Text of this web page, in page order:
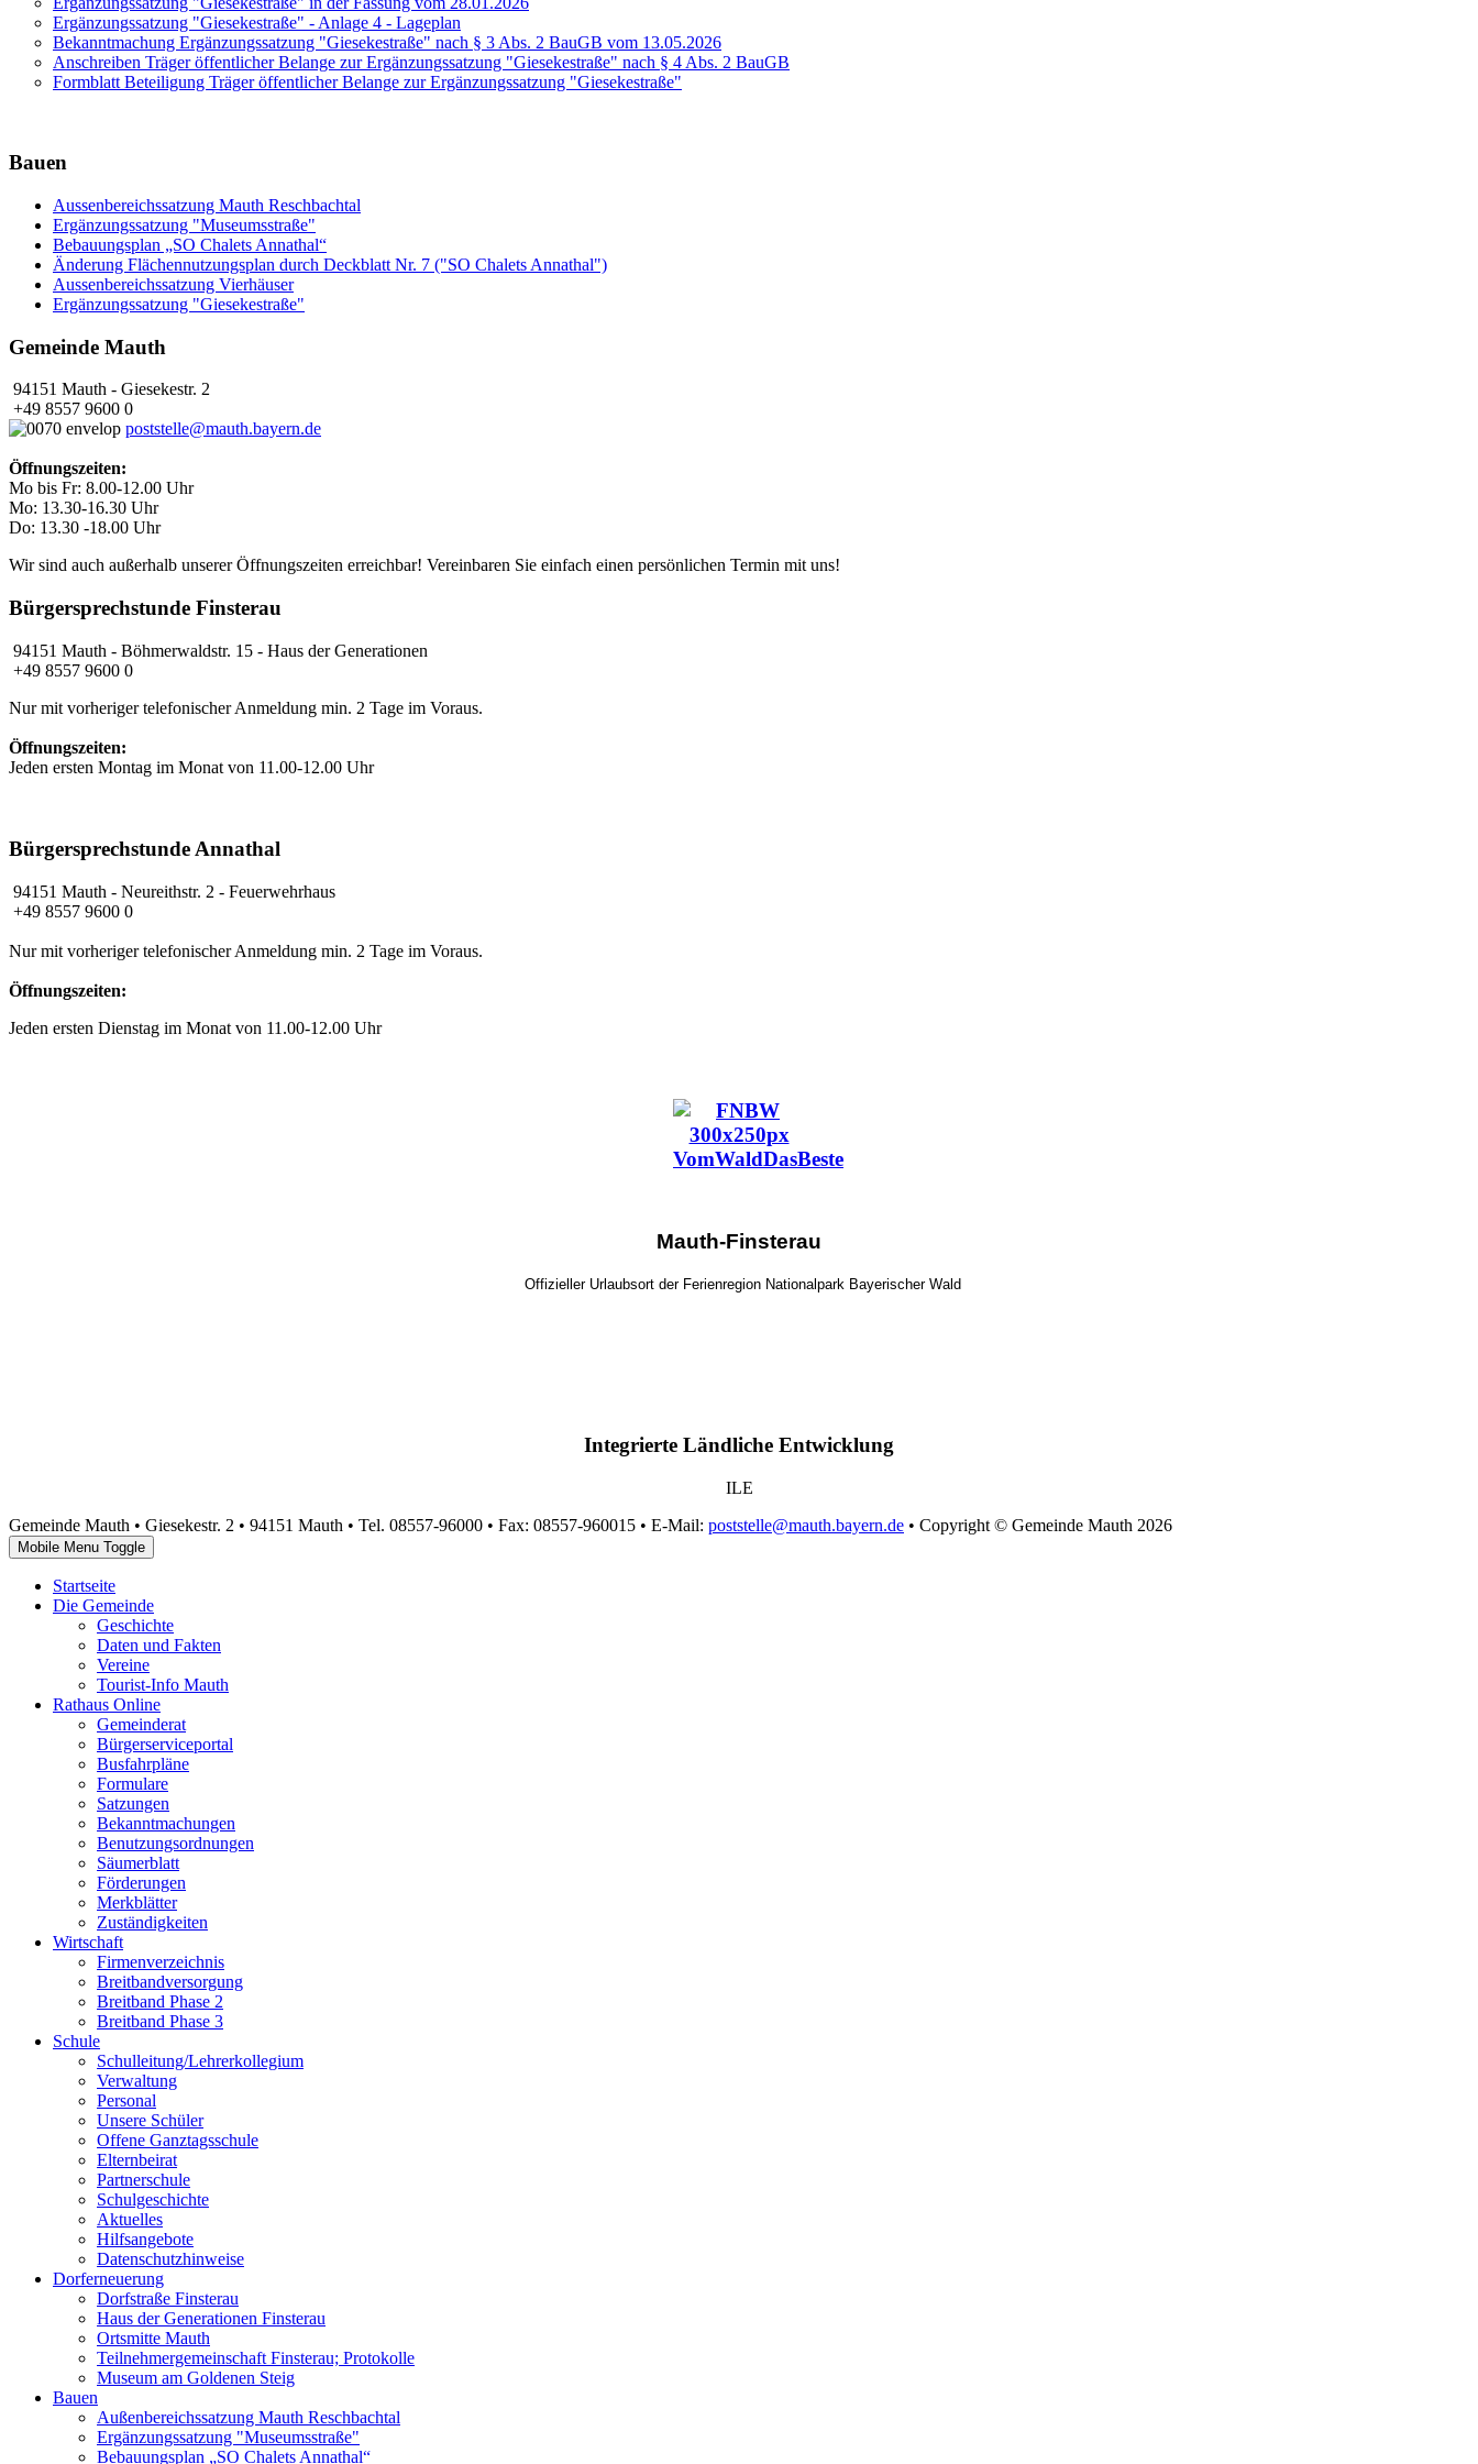
Ergänzungssatzung "Giesekestraße" - Anlage 4 - Lageplan
Bekanntmachung Ergänzungssatzung "Giesekestraße" nach § 3 Abs. 2 BauGB vom 13.05.2026
Anschreiben Träger öffentlicher Belange zur Ergänzungssatzung "Giesekestraße" nach § 4 Abs. 2 BauGB
Formblatt Beteiligung Träger öffentlicher Belange zur Ergänzungssatzung "Giesekestraße"
Bauen
Aussenbereichssatzung Mauth Reschbachtal
Ergänzungssatzung "Museumsstraße"
Bebauungsplan „SO Chalets Annathal“
Änderung Flächennutzungsplan durch Deckblatt Nr. 7 ("SO Chalets Annathal")
Aussenbereichssatzung Vierhäuser
Ergänzungssatzung "Giesekestraße"
Gemeinde Mauth
94151 Mauth - Giesekestr. 2
+49 8557 9600 0
poststelle@mauth.bayern.de
Öffnungszeiten:
Mo bis Fr: 8.00-12.00 Uhr
Mo: 13.30-16.30 Uhr
Do: 13.30 -18.00 Uhr
Wir sind auch außerhalb unserer Öffnungszeiten erreichbar! Vereinbaren Sie einfach einen persönlichen Termin mit uns!
Bürgersprechstunde Finsterau
94151 Mauth - Böhmerwaldstr. 15 - Haus der Generationen
+49 8557 9600 0
Nur mit vorheriger telefonischer Anmeldung min. 2 Tage im Voraus.
Öffnungszeiten:
Jeden ersten Montag im Monat von 11.00-12.00 Uhr
Bürgersprechstunde Annathal
94151 Mauth - Neureithstr. 2 - Feuerwehrhaus
+49 8557 9600 0
Nur mit vorheriger telefonischer Anmeldung min. 2 Tage im Voraus.
Öffnungszeiten:
Jeden ersten Dienstag im Monat von 11.00-12.00 Uhr
Mauth-Finsterau
Offizieller Urlaubsort der Ferienregion Nationalpark Bayerischer Wald
Integrierte Ländliche Entwicklung
ILE
Gemeinde Mauth • Giesekestr. 2 • 94151 Mauth • Tel. 08557-96000 • Fax: 08557-960015 • E-Mail: poststelle@mauth.bayern.de • Copyright © Gemeinde Mauth 2026
Mobile Menu Toggle
Startseite
Die Gemeinde
Geschichte
Daten und Fakten
Vereine
Tourist-Info Mauth
Rathaus Online
Gemeinderat
Bürgerserviceportal
Busfahrpläne
Formulare
Satzungen
Bekanntmachungen
Benutzungsordnungen
Säumerblatt
Förderungen
Merkblätter
Zuständigkeiten
Wirtschaft
Firmenverzeichnis
Breitbandversorgung
Breitband Phase 2
Breitband Phase 3
Schule
Schulleitung/Lehrerkollegium
Verwaltung
Personal
Unsere Schüler
Offene Ganztagsschule
Elternbeirat
Partnerschule
Schulgeschichte
Aktuelles
Hilfsangebote
Datenschutzhinweise
Dorferneuerung
Dorfstraße Finsterau
Haus der Generationen Finsterau
Ortsmitte Mauth
Teilnehmergemeinschaft Finsterau; Protokolle
Museum am Goldenen Steig
Bauen
Außenbereichssatzung Mauth Reschbachtal
Ergänzungssatzung "Museumsstraße"
Bebauungsplan „SO Chalets Annathal“